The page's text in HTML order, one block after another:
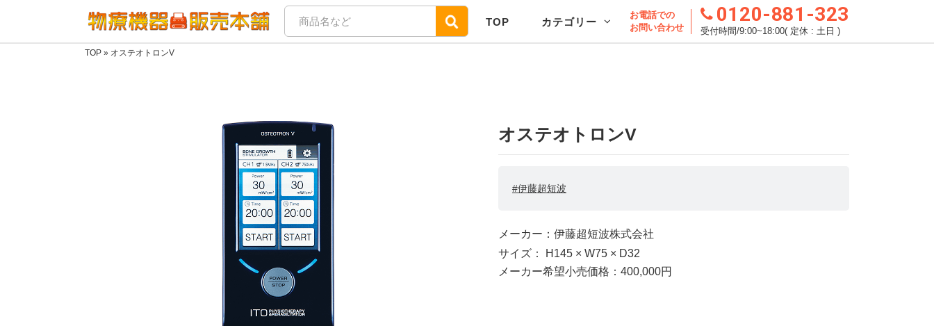
TOP カテゴリー
お電話での
お問い合わせ
0120-881-323
受付時間/9:00~18:00( 定休 : 土日 )
TOP » オステオトロンV
オステオトロンV
#伊藤超短波
メーカー：伊藤超短波株式会社
サイズ：
H145 × W75 × D32
メーカー希望小売価格：400,000円